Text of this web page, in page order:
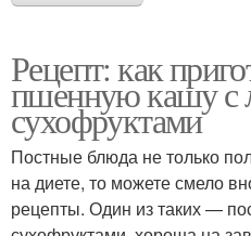
Рецепт: как
пшенную кашу
сухофруктами
Постные блюда не только
на диете, то можете смело
рецепты. Один из таких —